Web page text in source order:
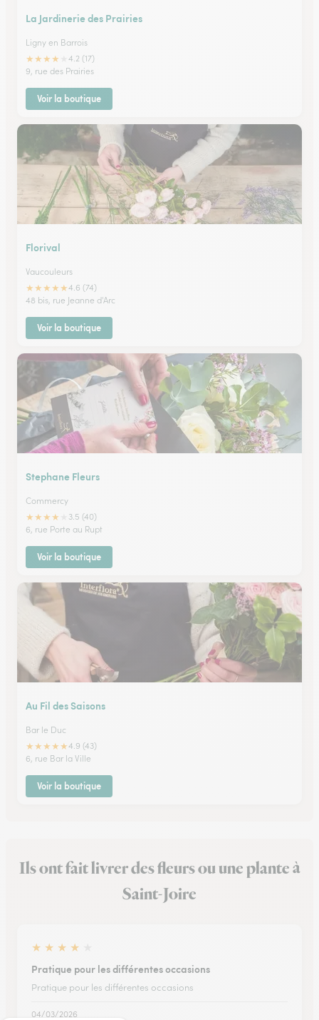
La Jardinerie des Prairies
Ligny en Barrois
★★★★
4.2 (17)
9, rue des Prairies
Voir la boutique
Florival
Vaucouleurs
★★★★★4.6 (74)
48 bis, rue Jeanne d'Arc
Voir la boutique
Stephane Fleurs
Commercy
★★★★
3.5 (40)
6, rue Porte au Rupt
Voir la boutique
Au Fil des Saisons
Bar le Duc
★★★★★4.9 (43)
6, rue Bar la Ville
Voir la boutique
Ils ont fait livrer des fleurs ou une plante à
Saint-Joire
★ ★ ★ ★
Pratique pour les différentes occasions
Pratique pour les différentes occasions
04/03/2026